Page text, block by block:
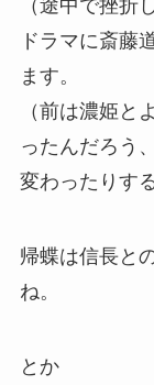
（途中で挫折
ドラマに斎藤
ます。
（前は濃姫と
ったんだろう
変わったりす
帰蝶は信長と
ね。
とか